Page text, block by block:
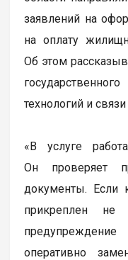
заявлений на
на оплату
Об этом
технологий и
«В услуге
Он проверяет
документы. Если
прикреплен
оперативно